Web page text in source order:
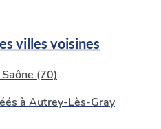
villes voisines
(70)
à Autrey-Lès-Gray